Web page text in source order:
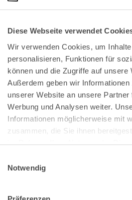
Diese Webseite verwendet
Wir verwenden Cookies, um
personalisieren, Funktionen für
können und die Zugriffe auf unsere
Außerdem geben wir
unserer Website an unsere
Werbung und Analysen weiter.
Informationen möglicherweise mit
zusammen, die Sie ihnen
im Rahmen Ihrer Nutzung der
Impressum
Notwendig
Bundeskanzlerplatz 2
53113 Bonn
Pressemitteilungen|AGB
Impressum|Datenschutz